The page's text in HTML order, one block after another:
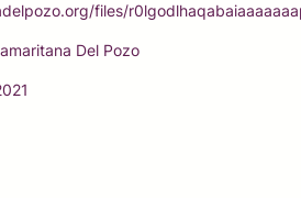
files/
Del Pozo